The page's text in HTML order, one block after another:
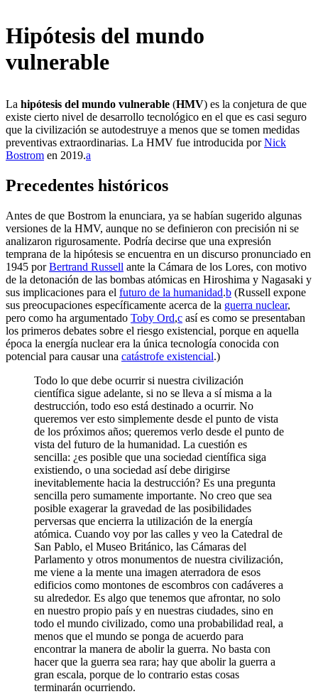
Hipótesis del mundo
vulnerable
La hipótesis del mundo vulnerable (HMV) es la conjetura de que
existe cierto nivel de desarrollo tecnológico en el que es casi seguro
que la civilización se autodestruye a menos que se tomen medidas
preventivas extraordinarias. La HMV fue introducida porNick
Bostrom en 2019.⁠a
Precedentes históricos
Antes de que Bostrom la enunciara, ya se habían sugerido algunas
versiones de la HMV, aunque no se definieron con precisión ni se
analizaron rigurosamente. Podría decirse que una expresión
temprana de la hipótesis se encuentra en un discurso pronunciado en
1945 porBertrand Russell ante la Cámara de los Lores, con motivo
de la detonación de las bombas atómicas en Hiroshima y Nagasaki y
sus implicaciones para el futuro de la humanidad.⁠b (Russell expone
sus preocupaciones específicamente acerca de la guerra nuclear,
pero como ha argumentado Toby Ord,⁠c así es como se presentaban
los primeros debates sobre el riesgo existencial, porque en aquella
época la energía nuclear era la única tecnología conocida con
potencial para causar una catástrofe existencial.)
Todo lo que debe ocurrir si nuestra civilización
científica sigue adelante, si no se lleva a sí misma a la
destrucción, todo eso está destinado a ocurrir. No
queremos ver esto simplemente desde el punto de vista
de los próximos años; queremos verlo desde el punto de
vista del futuro de la humanidad. La cuestión es
sencilla: ¿es posible que una sociedad científica siga
existiendo, o una sociedad así debe dirigirse
inevitablemente hacia la destrucción? Es una pregunta
sencilla pero sumamente importante. No creo que sea
posible exagerar la gravedad de las posibilidades
perversas que encierra la utilización de la energía
atómica. Cuando voy por las calles y veo la Catedral de
San Pablo, el Museo Británico, las Cámaras del
Parlamento y otros monumentos de nuestra civilización,
me viene a la mente una imagen aterradora de esos
edificios como montones de escombros con cadáveres a
su alrededor. Es algo que tenemos que afrontar, no solo
en nuestro propio país y en nuestras ciudades, sino en
todo el mundo civilizado, como una probabilidad real, a
menos que el mundo se ponga de acuerdo para
encontrar la manera de abolir la guerra. No basta con
hacer que la guerra sea rara; hay que abolir la guerra a
gran escala, porque de lo contrario estas cosas
terminarán ocurriendo.